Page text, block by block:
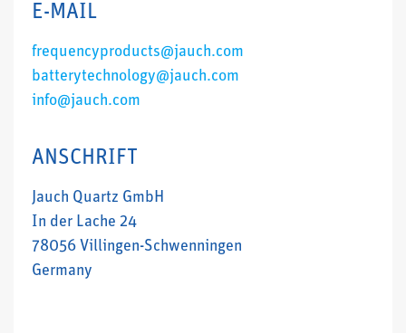
E-MAIL
frequencyproducts@jauch.com
batterytechnology@jauch.com
info@jauch.com
ANSCHRIFT
Jauch Quartz GmbH
In der Lache 24
78056 Villingen-Schwenningen
Germany